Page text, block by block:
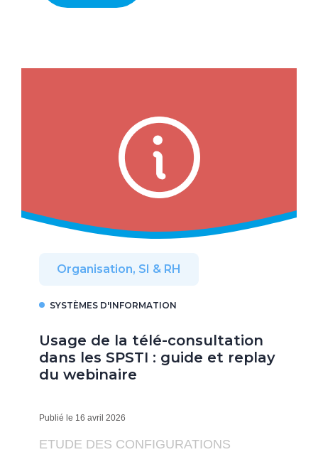
Organisation, SI & RH
SYSTÈMES D'INFORMATION
Usage de la télé-consultation
dans les SPSTI : guide et replay
du webinaire
Publié le 16 avril 2026
ETUDE DES CONFIGURATIONS